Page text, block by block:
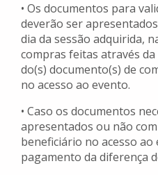
• Os documentos para
deverão ser
dia da sessão adquirida,
compras feitas através
do(s) documento(s) de
no acesso ao evento.
• Caso os documentos
apresentados ou não
beneficiário no acesso
pagamento da diferença